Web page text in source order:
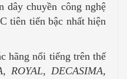
dây chuyền công nghệ
tiên tiến bậc nhất hiện
hãng nổi tiếng trên thế
ROYAL, DECASIMA,